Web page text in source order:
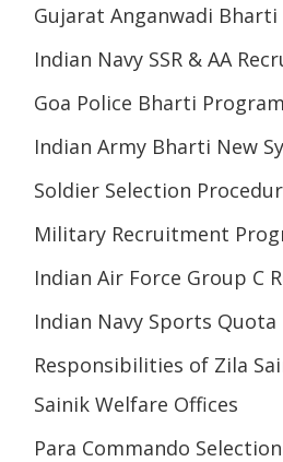
Gujarat Anganwadi Bharti
Indian Navy SSR & AA
Goa Police Bharti
Indian Army Bharti New
Soldier Selection
Military Recruitment
Indian Air Force Group C
Indian Navy Sports
Responsibilities of Zila
Sainik Welfare Offices
Para Commando